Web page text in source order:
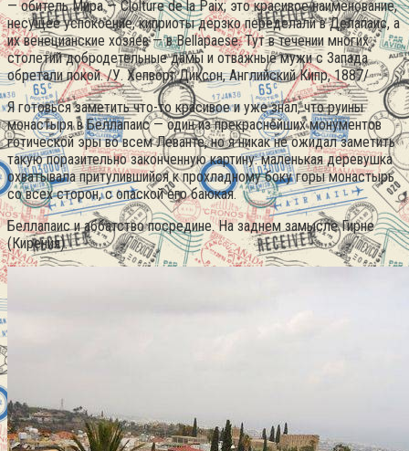
— обитель Мира — Clolture de la Paix; это красивое наименование,
несущее успокоение, киприоты дерзко переделали в Делапаис, а
их венецианские хозяев — в Bellapaese.Тут в течении многих
столетий добродетельные дамы и отважные мужи с Запада
обретали покой. /У. Хепворт Диксон, Английский Кипр, 1887/
Я готовься заметить что-то красивое и уже знал, что руины
монастыря в Беллапаис — один из прекраснейших монументов
готической эры во всем Леванте, но я никак не ожидал заметить
такую поразительно законченную картину: маленькая деревушка
охватывала притулившийся к прохладному боку горы монастырь
со всех сторон, с опаской его баюкая.
Беллапаис и аббатство посредине. На заднем замысле Гирне
(Кирения).